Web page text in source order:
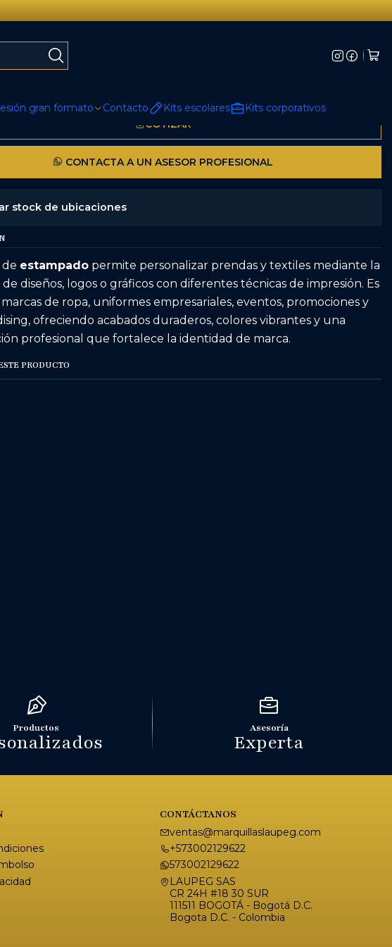
gran formato Contacto Kits escolares Kits corporativos
COTIZAR
CONTACTA A UN ASESOR PROFESIONAL
stock de ubicaciones
de estampado permite personalizar prendas y textiles mediante la
diseños, logos o gráficos con diferentes técnicas de impresión. Es
de ropa, uniformes empresariales, eventos, promociones y
ofreciendo acabados duraderos, colores vibrantes y una
profesional que fortalece la identidad de marca.
PRODUCTO
Productos Asesoría
Experta
CONTÁCTANOS
ventas@marquillaslaupeg.com
+573002129622
573002129622
LAUPEG SAS
CR 24H #18 30 SUR
111511 BOGOTÁ - Bogotá D.C.
Bogota D.C. - Colombia